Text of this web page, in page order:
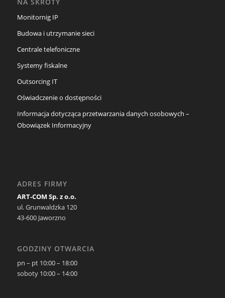
Monitornig IP
Budowa i utrzymanie sieci
Centrale telefoniczne
Systemy fiskalne
Outsorcing IT
Oświadczenie o dostępności
Informacja dotycząca przetwarzania danych osobowych –
Obowiązek Informacyjny
ADRES FIRMY
ART-COM Sp. z o.o.
ul. Grunwaldzka 120
43-600 Jaworzno
GODZINY OTWARCIA
pn – pt 10:00 – 18:00
soboty 10:00 – 14:00